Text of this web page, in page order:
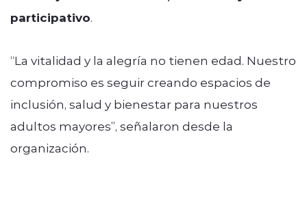
participativo.
“La vitalidad y la alegría no tienen edad. Nuestro
compromiso es seguir creando espacios de
inclusión, salud y bienestar para nuestros
adultos mayores”, señalaron desde la
organización.